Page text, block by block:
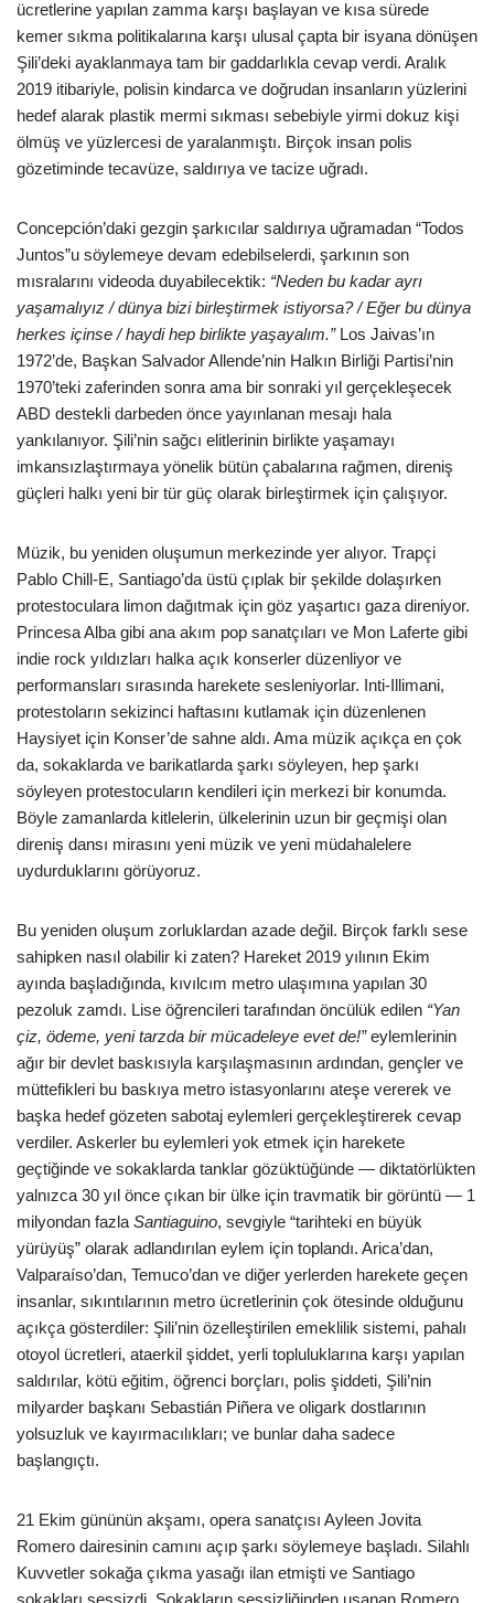
ücretlerine yapılan zamma karşı başlayan ve kısa sürede
kemer sıkma politikalarına karşı ulusal çapta bir isyana dönüşen
Şili’deki ayaklanmaya tam bir gaddarlıkla cevap verdi. Aralık
2019 itibariyle, polisin kindarca ve doğrudan insanların yüzlerini
hedef alarak plastik mermi sıkması sebebiyle yirmi dokuz kişi
ölmüş ve yüzlercesi de yaralanmıştı. Birçok insan polis
gözetiminde tecavüze, saldırıya ve tacize uğradı.
Concepción’daki gezgin şarkıcılar saldırıya uğramadan “Todos
Juntos”u söylemeye devam edebilselerdi, şarkının son
mısralarını videoda duyabilecektik: “Neden bu kadar ayrı
yaşamalıyız / dünya bizi birleştirmek istiyorsa? / Eğer bu dünya
herkes içinse / haydi hep birlikte yaşayalım.”Los Jaivas’ın
1972’de, Başkan Salvador Allende’nin Halkın Birliği Partisi’nin
1970’teki zaferinden sonra ama bir sonraki yıl gerçekleşecek
ABD destekli darbeden önce yayınlanan mesajı hala
yankılanıyor. Şili’nin sağcı elitlerinin birlikte yaşamayı
imkansızlaştırmaya yönelik bütün çabalarına rağmen, direniş
güçleri halkı yeni bir tür güç olarak birleştirmek için çalışıyor.
Müzik, bu yeniden oluşumun merkezinde yer alıyor. Trapçi
Pablo Chill-E, Santiago’da üstü çıplak bir şekilde dolaşırken
protestoculara limon dağıtmak için göz yaşartıcı gaza direniyor.
Princesa Alba gibi ana akım pop sanatçıları ve Mon Laferte gibi
indie rock yıldızları halka açık konserler düzenliyor ve
performansları sırasında harekete sesleniyorlar. Inti-Illimani,
protestoların sekizinci haftasını kutlamak için düzenlenen
Haysiyet için Konser’de sahne aldı. Ama müzik açıkça en çok
da, sokaklarda ve barikatlarda şarkı söyleyen, hep şarkı
söyleyen protestocuların kendileri için merkezi bir konumda.
Böyle zamanlarda kitlelerin, ülkelerinin uzun bir geçmişi olan
direniş dansı mirasını yeni müzik ve yeni müdahalelere
uydurduklarını görüyoruz.
Bu yeniden oluşum zorluklardan azade değil. Birçok farklı sese
sahipken nasıl olabilir ki zaten? Hareket 2019 yılının Ekim
ayında başladığında, kıvılcım metro ulaşımına yapılan 30
pezoluk zamdı. Lise öğrencileri tarafından öncülük edilen “Yan
çiz, ödeme, yeni tarzda bir mücadeleye evet de!”eylemlerinin
ağır bir devlet baskısıyla karşılaşmasının ardından, gençler ve
müttefikleri bu baskıya metro istasyonlarını ateşe vererek ve
başka hedef gözeten sabotaj eylemleri gerçekleştirerek cevap
verdiler. Askerler bu eylemleri yok etmek için harekete
geçtiğinde ve sokaklarda tanklar gözüktüğünde — diktatörlükten
yalnızca 30 yıl önce çıkan bir ülke için travmatik bir görüntü — 1
milyondan fazlaSantiaguino, sevgiyle “tarihteki en büyük
yürüyüş” olarak adlandırılan eylem için toplandı. Arica’dan,
Valparaíso’dan, Temuco’dan ve diğer yerlerden harekete geçen
insanlar, sıkıntılarının metro ücretlerinin çok ötesinde olduğunu
açıkça gösterdiler: Şili’nin özelleştirilen emeklilik sistemi, pahalı
otoyol ücretleri, ataerkil şiddet, yerli topluluklarına karşı yapılan
saldırılar, kötü eğitim, öğrenci borçları, polis şiddeti, Şili’nin
milyarder başkanı Sebastián Piñera ve oligark dostlarının
yolsuzluk ve kayırmacılıkları; ve bunlar daha sadece
başlangıçtı.
21 Ekim gününün akşamı, opera sanatçısı Ayleen Jovita
Romero dairesinin camını açıp şarkı söylemeye başladı. Silahlı
Kuvvetler sokağa çıkma yasağı ilan etmişti ve Santiago